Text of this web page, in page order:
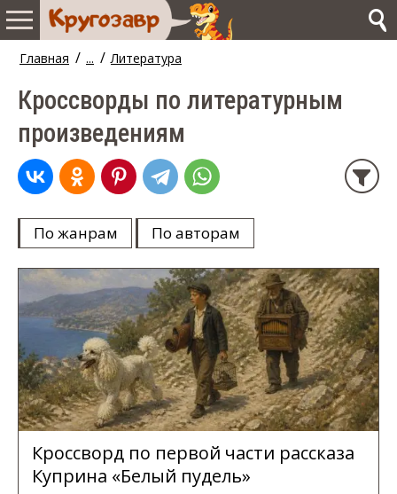
Главная / ... / Литература
Кроссворды по литературным
произведениям
По жанрам По авторам
Кроссворд по первой части рассказа
Куприна «Белый пудель»